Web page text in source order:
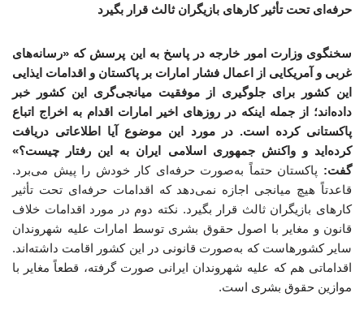
حرفه‌ای تحت تأثیر کارهای بازیگران ثالث قرار بگیرد
سخنگوی وزارت امور خارجه در پاسخ به این پرسش که «رسانه‌های
غربی و آمریکایی از اعمال فشار امارات بر پاکستان و اقدامات ایذایی
این کشور برای جلوگیری از موفقیت میانجی‌گری این کشور خبر
داده‌اند؛ از جمله اینکه در روزهای اخیر امارات اقدام به اخراج اتباع
پاکستانی کرده است. در مورد این موضوع آیا اطلاعاتی دریافت
کرده‌اید و واکنش جمهوری اسلامی ایران به این رفتار چیست؟»
گفت: پاکستان حتماً به‌صورت حرفه‌ای کار خودش را پیش می‌برد.
قاعدتاً هیچ میانجی اجازه نمی‌دهد که اقدامات حرفه‌ای تحت تأثیر
کارهای بازیگران ثالث قرار بگیرد. نکته دوم در مورد اقدامات خلاف
قانون و مغایر با اصول حقوق بشری توسط امارات علیه شهروندان
سایر کشورهاست که به‌صورت قانونی در این کشور اقامت داشته‌اند.
اقداماتی هم که علیه شهروندان ایرانی صورت گرفته، قطعاً مغایر با
موازین حقوق بشری است.